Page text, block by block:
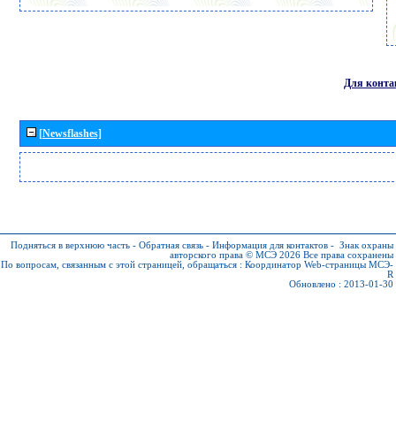
Для
[Newsflashes]
Подняться в верхнюю часть - Обратная связь - Информация для контактов - Знак охраны
авторского права © МСЭ 2026 Все права сохранены
По вопросам, связанным с этой страницей, обращаться : Координатор Web-страницы МСЭ-
R
Обновлено : 2013-01-30